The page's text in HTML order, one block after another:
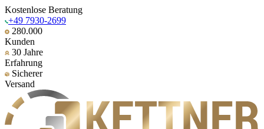
Kostenlose Beratung
+49 7930-2699
280.000
Kunden
30 Jahre
Erfahrung
Sicherer
Versand